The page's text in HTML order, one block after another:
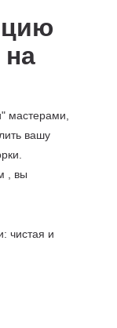
на
мастерами,
вашу
, вы